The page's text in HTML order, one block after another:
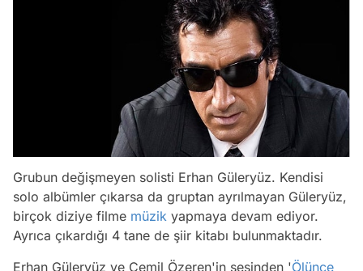
Grubun değişmeyen solisti Erhan Güleryüz. Kendisi
solo albümler çıkarsa da gruptan ayrılmayan Güleryüz,
birçok diziye filme müzik yapmaya devam ediyor.
Ayrıca çıkardığı 4 tane de şiir kitabı bulunmaktadır.
Erhan Güleryüz ve Cemil Özeren'in sesinden 'Ölünce
Video